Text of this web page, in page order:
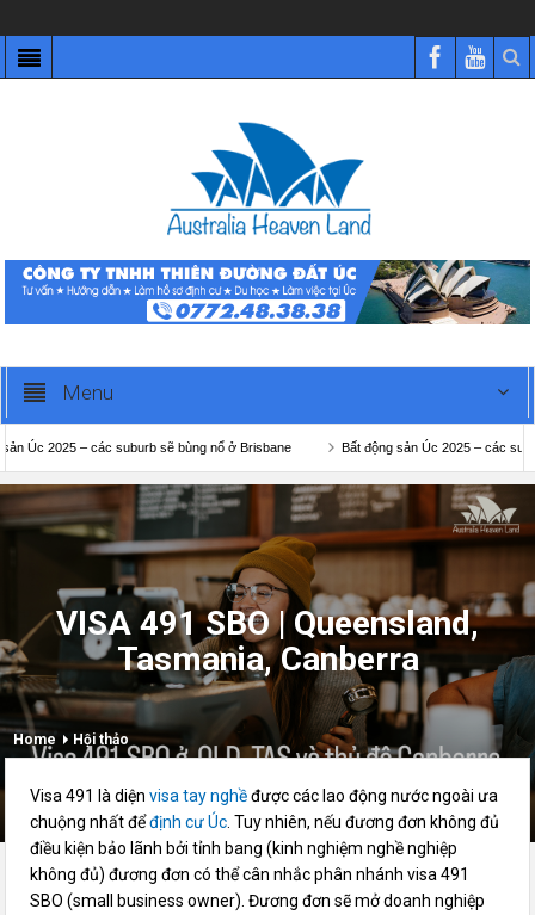
Menu
– các suburb sẽ bùng nổ ở Brisbane Bất động sản Úc 2025 – các suburb sẽ
VISA 491 SBO | Queensland,
Tasmania, Canberra
Home Hội thảo
Visa 491 là diện visa tay nghềđược các lao động nước ngoài ưa
chuộng nhất đểđịnh cư Úc . Tuy nhiên, nếu đương đơn không đủ
điều kiện bảo lãnh bởi tỉnh bang (kinh nghiệm nghề nghiệp
không đủ) đương đơn có thể cân nhắc phân nhánh visa 491
SBO (small business owner). Đương đơn sẽ mở doanh nghiệp